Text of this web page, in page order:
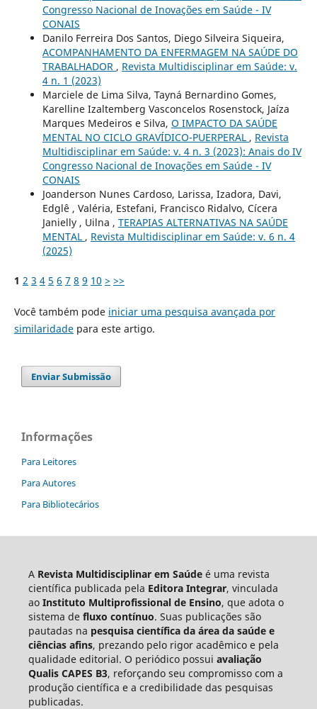
Congresso Nacional de Inovações em Saúde - IV
CONAIS
Danilo Ferreira Dos Santos, Diego Silveira Siqueira,
ACOMPANHAMENTO DA ENFERMAGEM NA SAÚDE DO
TRABALHADOR , Revista Multidisciplinar em Saúde: v.
4 n. 1 (2023)
Marciele de Lima Silva, Tayná Bernardino Gomes,
Karelline Izaltemberg Vasconcelos Rosenstock, Jaíza
Marques Medeiros e Silva, O IMPACTO DA SAÚDE
MENTAL NO CICLO GRAVÍDICO-PUERPERAL , Revista
Multidisciplinar em Saúde: v. 4 n. 3 (2023): Anais do IV
Congresso Nacional de Inovações em Saúde - IV
CONAIS
Joanderson Nunes Cardoso, Larissa, Izadora, Davi,
Edglê , Valéria, Estefani, Francisco Ridalvo, Cícera
Janielly , Uilna , TERAPIAS ALTERNATIVAS NA SAÚDE
MENTAL , Revista Multidisciplinar em Saúde: v. 6 n. 4
(2025)
1 2 3 4 5 6 7 8 9 10 > >>
Você também pode iniciar uma pesquisa avançada por
similaridadepara este artigo.
Enviar Submissão
Informações
Para Leitores
Para Autores
Para Bibliotecários
A Revista Multidisciplinar em Saúdeé uma revista
científica publicada pela Editora Integrar, vinculada
ao Instituto Multiprofissional de Ensino, que adota o
sistema de fluxo contínuo. Suas publicações são
pautadas na pesquisa científica da área da saúde e
ciências afins, prezando pelo rigor acadêmico e pela
qualidade editorial. O periódico possui avaliação
Qualis CAPES B3, reforçando seu compromisso com a
produção científica e a credibilidade das pesquisas
publicadas.